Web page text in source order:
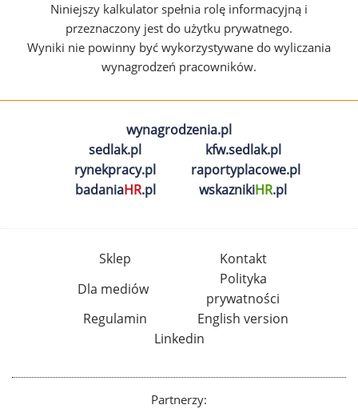
Niniejszy kalkulator spełnia rolę informacyjną i
przeznaczony jest do użytku prywatnego.
Wyniki nie powinny być wykorzystywane do wyliczania
wynagrodzeń pracowników.
wynagrodzenia.pl
sedlak.pl
kfw.sedlak.pl
rynekpracy.pl
raportyplacowe.pl
badaniaHR.pl wskaznikiHR.pl
Sklep
Kontakt
Dla mediów
Polityka
prywatności
Regulamin
English version
Linkedin
Partnerzy: